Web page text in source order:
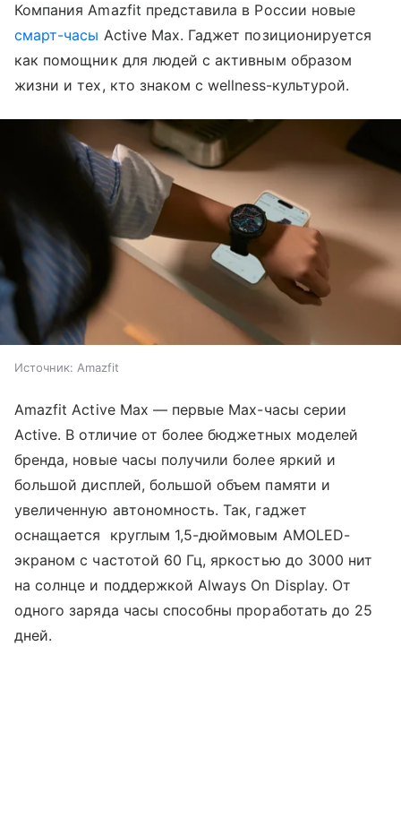
Компания Amazfit представила в России новые
смарт-часы Active Max. Гаджет позиционируется
как помощник для людей с активным образом
жизни и тех, кто знаком с wellness-культурой.
Источник: Amazfit
Amazfit Active Max — первые Max-часы серии
Active. В отличие от более бюджетных моделей
бренда, новые часы получили более яркий и
большой дисплей, большой объем памяти и
увеличенную автономность. Так, гаджет
оснащается круглым 1,5-дюймовым AMOLED-
экраном с частотой 60 Гц, яркостью до 3000 нит
на солнце и поддержкой Always On Display. От
одного заряда часы способны проработать до 25
дней.